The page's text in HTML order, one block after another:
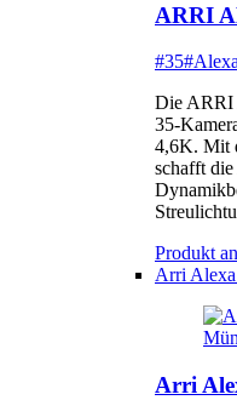
ARRI
#35
Die ARRI
35-
4,6K. Mit
schafft
Produkt
Arri
Arri